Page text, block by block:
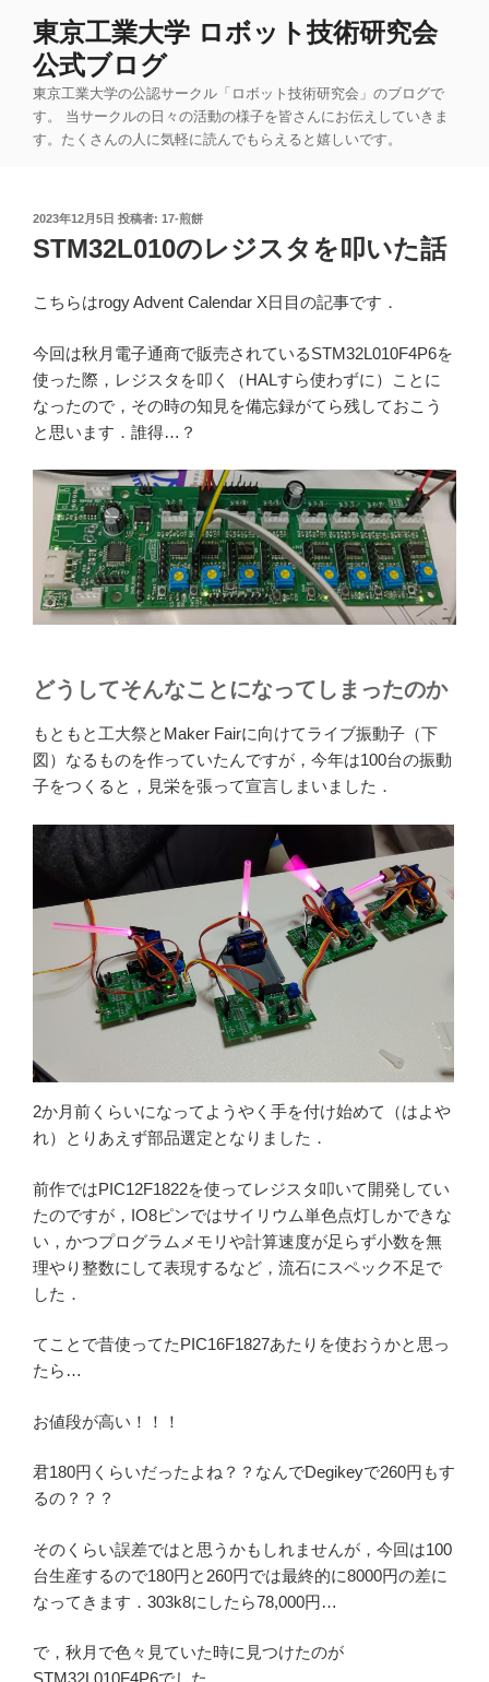
東京工業大学 ロボット技術研究会
公式ブログ
東京工業大学の公認サークル「ロボット技術研究会」のブログで
す。 当サークルの日々の活動の様子を皆さんにお伝えしていきま
す。たくさんの人に気軽に読んでもらえると嬉しいです。
投
稿
日:
2023年12月5日 投稿者: 17-煎餅
STM32L010のレジスタを叩いた話
こちらはrogy Advent Calendar X日目の記事です．
今回は秋月電子通商で販売されているSTM32L010F4P6を
使った際，レジスタを叩く（HALすら使わずに）ことに
なったので，その時の知見を備忘録がてら残しておこう
と思います．誰得…？
どうしてそんなことになってしまったのか
もともと工大祭とMaker Fairに向けてライブ振動子（下
図）なるものを作っていたんですが，今年は100台の振動
子をつくると，見栄を張って宣言しまいました．
2か月前くらいになってようやく手を付け始めて（はよや
れ）とりあえず部品選定となりました．
前作ではPIC12F1822を使ってレジスタ叩いて開発してい
たのですが，IO8ピンではサイリウム単色点灯しかできな
い，かつプログラムメモリや計算速度が足らず小数を無
理やり整数にして表現するなど，流石にスペック不足で
した．
てことで昔使ってたPIC16F1827あたりを使おうかと思っ
たら…
お値段が高い！！！
君180円くらいだったよね？？なんでDegikeyで260円もす
るの？？？
そのくらい誤差ではと思うかもしれませんが，今回は100
台生産するので180円と260円では最終的に8000円の差に
なってきます．303k8にしたら78,000円…
で，秋月で色々見ていた時に見つけたのが